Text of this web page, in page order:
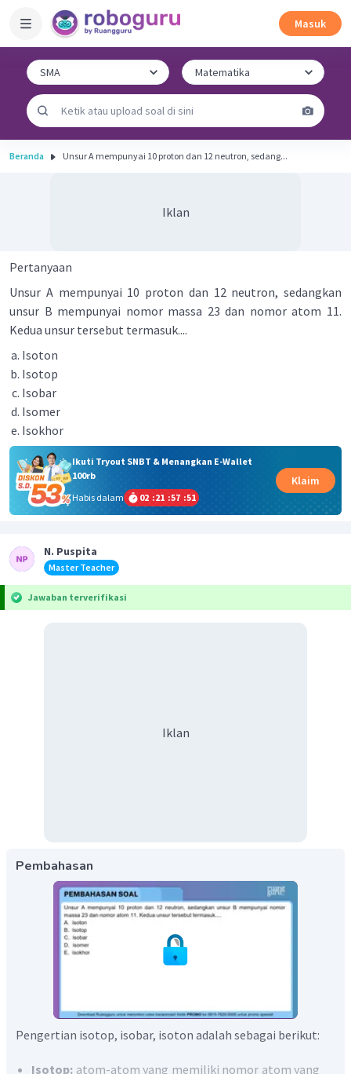
Masuk
Beranda Unsur A mempunyai 10 proton dan 12 neutron, sedang...
Iklan
Pertanyaan
Unsur A mempunyai 10 proton dan 12 neutron, sedangkan
unsur B mempunyai nomor massa 23 dan nomor atom 11.
Kedua unsur tersebut termasuk....
Isoton
Isotop
Isobar
Isomer
Isokhor
Ikuti Tryout SNBT & Menangkan E-Wallet
100rb
Habis dalam
02 :21 :57 :51
Klaim
N. Puspita
Master Teacher
Jawaban terverifikasi
Iklan
Pembahasan
Pengertian isotop, isobar, isoton adalah sebagai berikut:
Isotop: atom-atom yang memiliki nomor atom yang